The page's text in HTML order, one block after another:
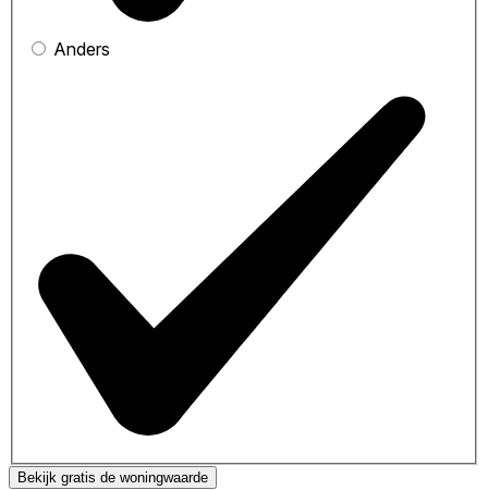
Anders
Bekijk gratis de woningwaarde